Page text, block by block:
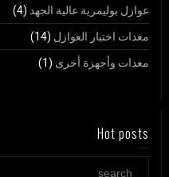
عوازل بوليمرية عالية الجهد (4)
معدات اختبار العوازل (14)
معدات وأجهزة أخرى (1)
Hot posts